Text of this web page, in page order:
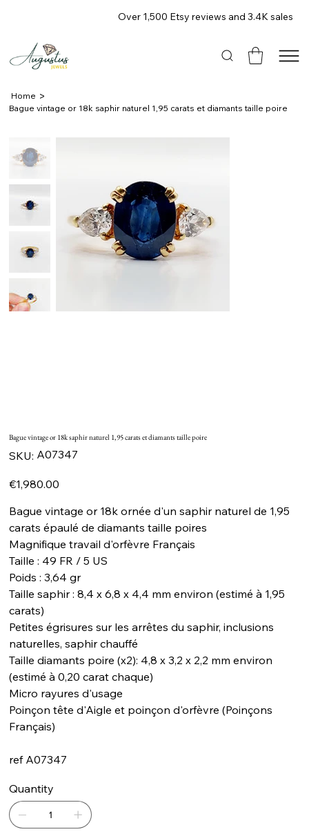
Over 1,500 Etsy reviews and 3.4K sales
Home >
Bague vintage or 18k saphir naturel 1,95 carats et diamants taille poire
Bague vintage or 18k saphir naturel 1,95 carats et diamants taille poire
SKU:
SKU
A07347
A07347
€1,980.00
Bague vintage or 18k ornée d'un saphir naturel de 1,95
carats épaulé de diamants taille poires
Magnifique travail d'orfèvre Français
Taille : 49 FR / 5 US
Poids : 3,64 gr
Taille saphir : 8,4 x 6,8 x 4,4 mm environ (estimé à 1,95
carats)
Petites égrisures sur les arrêtes du saphir, inclusions
naturelles, saphir chauffé
Taille diamants poire (x2): 4,8 x 3,2 x 2,2 mm environ
(estimé à 0,20 carat chaque)
Micro rayures d'usage
Poinçon tête d'Aigle et poinçon d'orfèvre (Poinçons
Français)
ref A07347
Quantity